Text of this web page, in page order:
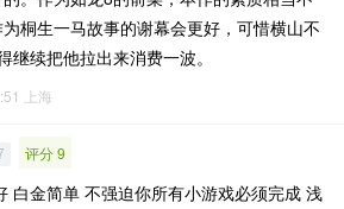
桐生一马故事的谢幕会更好，可惜横山不
继续把他拉出来消费一波。
上海
评分 9
白金简单 不强迫你所有小游戏必须完成 浅